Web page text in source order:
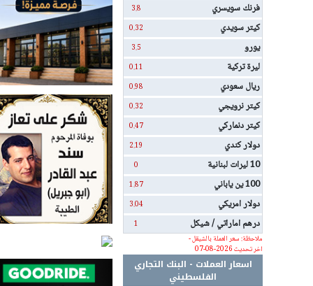
فرنك سويسري 3.8
كيتر سويدي 0.32
يورو 3.5
ليرة تركية 0.11
ريال سعودي 0.98
كيتر نرويجي 0.32
كيتر دنماركي 0.47
دولار كندي 2.19
10 ليرات لبنانية 0
100 ين ياباني 1.87
دولار امريكي 3.04
درهم اماراتي / شيكل
1
ملاحظة: سعر العملة بالشيقل -
اخر تحديث 2026-08-07
اسعار العملات - البنك التجاري
الفلسطيني